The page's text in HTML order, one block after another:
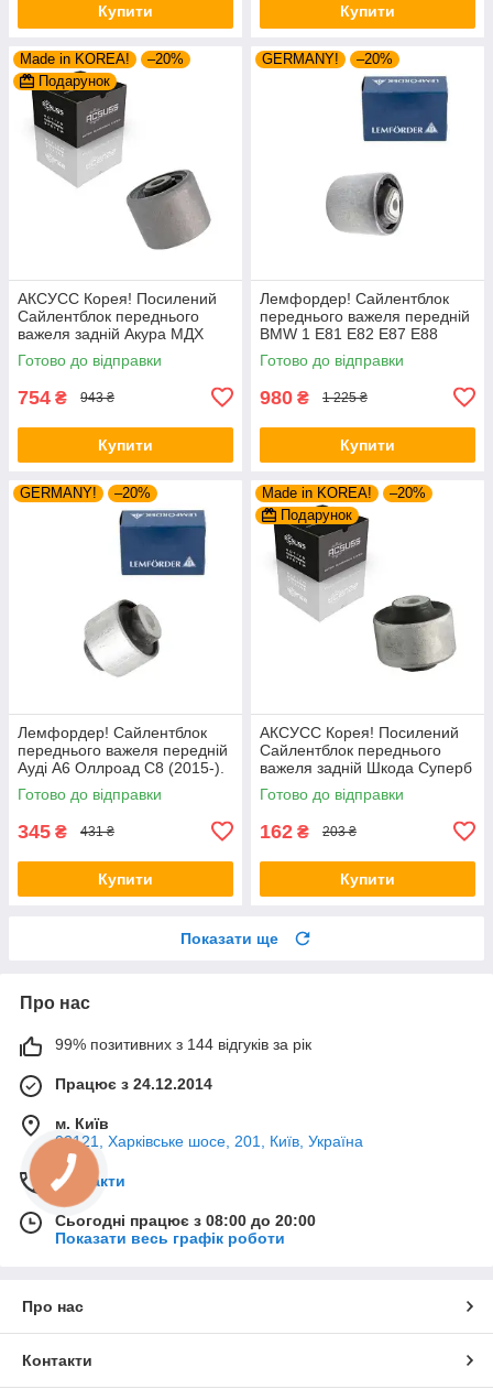
Купити Купити
Made in KOREA!
–20%
Подарунок
АКСУСС Корея! Посилений
Сайлентблок переднього
важеля задній Акура МДХ
(2004-). Нижній. HAB-PLB
Готово до відправки
754 ₴ 943 ₴
Купити
GERMANY! –20%
Лемфордер! Сайлентблок
переднього важеля передній
BMW 1 E81 E82 E87 E88
(2004-). Нижній. Внутрішній.
37807 , JBU645 ,
Готово до відправки
980 ₴ 1 225 ₴
Купити
GERMANY! –20%
Лемфордер! Сайлентблок
переднього важеля передній
Ауді А6 Оллроад С8 (2015-).
Верхній. 42214 , FE108113 ,
VKDS331082
Готово до відправки
345 ₴ 431 ₴
Купити
Made in KOREA!
–20%
Подарунок
АКСУСС Корея! Посилений
Сайлентблок переднього
важеля задній Шкода Суперб
I (1994-). Верхній. 35379 ,
JBU138 , TD1062W
Готово до відправки
162 ₴ 203 ₴
Купити
Показати ще
Про нас
99% позитивних з 144 відгуків за рік
Працює з 24.12.2014
м. Київ
02121, Харківське шосе, 201, Київ, Україна
Контакти
Сьогодні працює з 08:00 до 20:00
Показати весь графік роботи
Про нас
Контакти